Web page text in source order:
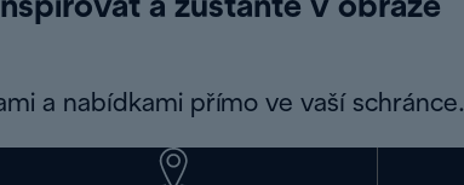
a zůstaňte v obraze
a nabídkami přímo ve vaší schránce.